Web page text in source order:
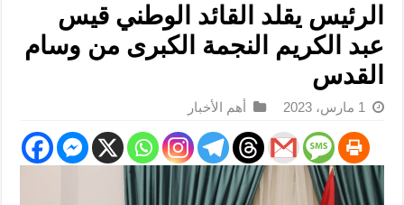
الرئيس يقلد القائد الوطني قيس
عبد الكريم النجمة الكبرى من وسام
القدس
1 مارس، 2023 أهم الأخبار